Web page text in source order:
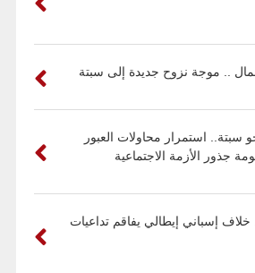
.. موجة نزوح جديدة إلى سبتة
سبتة.. استمرار محاولات العبور
جذور الأزمة الاجتماعية
خلاف إسباني إيطالي يفاقم تداعيات